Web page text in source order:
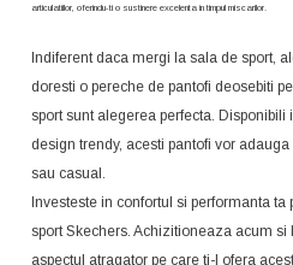
articulatiilor, oferindu-ti o sustinere excelenta in timpul miscarilor.
Indiferent daca mergi la sala de sport,
doresti o pereche de pantofi deosebiti
sport sunt alegerea perfecta.
design trendy, acesti pantofi vor
sau casual.
Investeste in confortul si performanta
sport Skechers. Achizitioneaza acum si
aspectul atragator pe care ti-l ofera